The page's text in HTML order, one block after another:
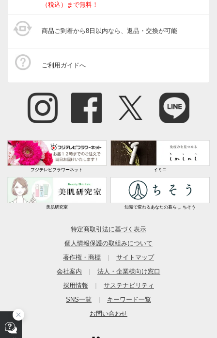
（税込）まで無料！
商品ご到着から8日以内なら、返品・交換が可能
ご利用ガイドへ
フジテレビフラワーネット イミニ
美肌研究室 知識で変わるあなたの暮らし ちそう
特定商取引法に基づく表示
個人情報保護の取組みについて
著作権・商標
｜
サイトマップ
会社案内
｜
法人・企業様向け窓口
採用情報
｜
サステナビリティ
SNS一覧
｜
キーワード一覧
お問い合わせ